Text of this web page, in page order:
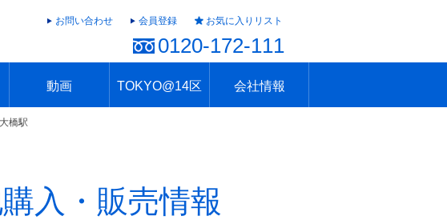
お問い合わせ 会員登録 お気に入りリスト
0120-172-111
プ
れ
産売買
動画
住まなび
TVCMギャラリー
放送スケジュール
お客様の声
TOKYO@14区 会社情報
橋駅
入・販売情報